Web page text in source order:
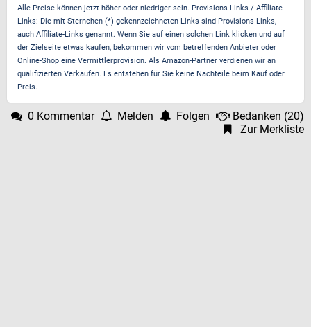
Alle Preise können jetzt höher oder niedriger sein. Provisions-Links / Affiliate-
Links: Die mit Sternchen (*) gekennzeichneten Links sind Provisions-Links,
auch Affiliate-Links genannt. Wenn Sie auf einen solchen Link klicken und auf
der Zielseite etwas kaufen, bekommen wir vom betreffenden Anbieter oder
Online-Shop eine Vermittlerprovision. Als Amazon-Partner verdienen wir an
qualifizierten Verkäufen. Es entstehen für Sie keine Nachteile beim Kauf oder
Preis.
0 Kommentar Melden Folgen Bedanken (20)
Zur Merkliste